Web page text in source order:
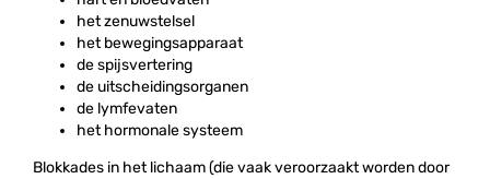
het zenuwstelsel
het bewegingsapparaat
de spijsvertering
de uitscheidingsorganen
de lymfevaten
het hormonale systeem
Blokkades in het lichaam (die vaak veroorzaakt worden door